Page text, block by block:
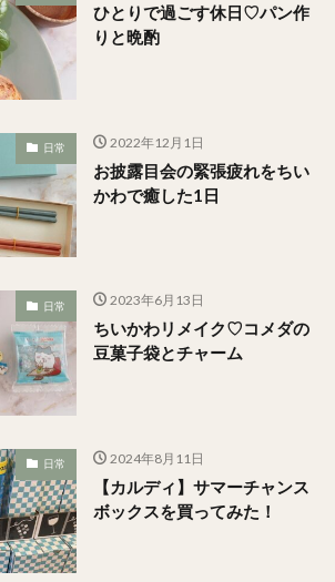
ひとりで過ごす休日♡パン作
りと晩酌
日常 2022年12月1日
お披露目会の緊張疲れをちい
かわで癒した1日
日常 2023年6月13日
ちいかわリメイク♡コメダの
豆菓子袋とチャーム
日常 2024年8月11日
【カルディ】サマーチャンス
ボックスを買ってみた！